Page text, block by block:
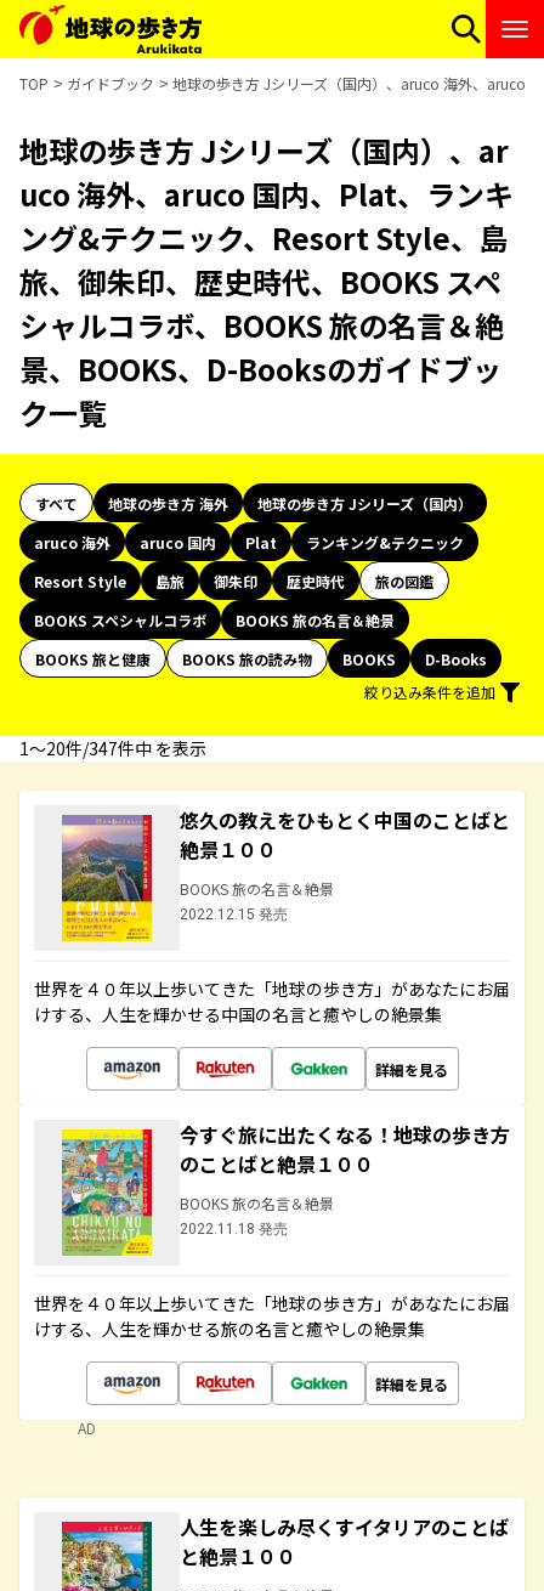
TOP ガイドブック 地球の歩き方 Jシリーズ（国内）、aruco 海外、aruco
地球の歩き方 Jシリーズ（国内）、ar
uco 海外、aruco 国内、Plat、ランキ
ング&テクニック、Resort Style、島
旅、御朱印、歴史時代、BOOKS スペ
シャルコラボ、BOOKS 旅の名言＆絶
景、BOOKS、D-Booksのガイドブッ
ク一覧
すべて 地球の歩き方 海外
地球の歩き方 Jシリーズ（国内）
aruco 海外
aruco 国内 Plat
ランキング&テクニック
Resort Style
島旅 御朱印 歴史時代
旅の図鑑
BOOKS スペシャルコラボ
BOOKS 旅の名言＆絶景
BOOKS 旅と健康
BOOKS 旅の読み物 BOOKS
D-Books
絞り込み条件を追加
1〜20件/347件中 を表示
悠久の教えをひもとく中国のことばと
絶景１００
BOOKS 旅の名言＆絶景
2022.12.15 発売
世界を４０年以上歩いてきた「地球の歩き方」があなたにお届
けする、人生を輝かせる中国の名言と癒やしの絶景集
詳細を見る
今すぐ旅に出たくなる！地球の歩き方
のことばと絶景１００
BOOKS 旅の名言＆絶景
2022.11.18 発売
世界を４０年以上歩いてきた「地球の歩き方」があなたにお届
けする、人生を輝かせる旅の名言と癒やしの絶景集
詳細を見る
AD
人生を楽しみ尽くすイタリアのことば
と絶景１００